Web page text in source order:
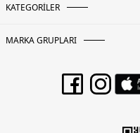
KATEGORİLER
MARKA GRUPLARI